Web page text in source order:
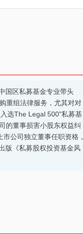
国区私募基金专业带头
重组法律服务，尤其对对
选The Legal 500"私募基
的董事损害小股东权益纠
公司独立董事任职资格，
版《私募股权投资基金风